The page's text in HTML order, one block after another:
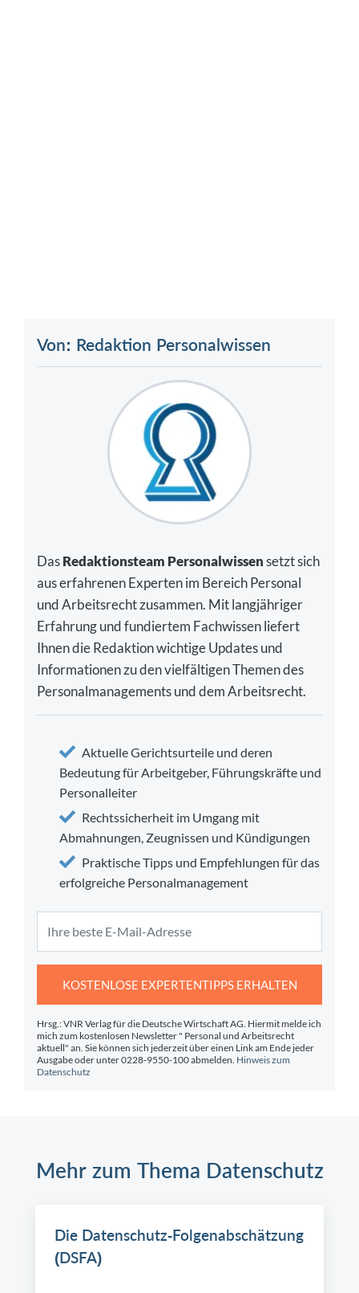
Von: Redaktion Personalwissen
DasRedaktionsteam Personalwissensetzt sich
aus erfahrenen Experten im Bereich Personal
und Arbeitsrecht zusammen. Mit langjähriger
Erfahrung und fundiertem Fachwissen liefert
Ihnen die Redaktion wichtige Updates und
Informationen zu den vielfältigen Themen des
Personalmanagements und dem Arbeitsrecht.
Aktuelle Gerichtsurteile und deren
Bedeutung für Arbeitgeber, Führungskräfte und
Personalleiter
Rechtssicherheit im Umgang mit
Abmahnungen, Zeugnissen und Kündigungen
Praktische Tipps und Empfehlungen für das
erfolgreiche Personalmanagement
KOSTENLOSE EXPERTENTIPPS ERHALTEN
Hrsg.: VNR Verlag für die Deutsche Wirtschaft AG. Hiermit melde ich
mich zum kostenlosen Newsletter " Personal und Arbeitsrecht
aktuell" an. Sie können sich jederzeit über einen Link am Ende jeder
Ausgabe oder unter 0228-9550-100 abmelden. Hinweis zum
Datenschutz
Mehr zum Thema Datenschutz
Die Datenschutz-Folgenabschätzung
(DSFA)